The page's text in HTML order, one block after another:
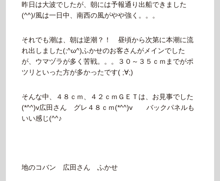
昨日は大波でしたが、朝には予報通り出船できました
(^^)/風は一日中、南西の風がやや強く。。。
それでも潮は、朝は逆潮？！ 昼頃から次第に本潮に流
れ出しました(;^ω^)ふかせのお客さんがメインでした
が、ウマヅラが多く苦戦。。。３０～３５ｃｍまでがポ
ツリといった方が多かったです( ;∀;)
そんな中、４８ｃｍ、４２ｃｍＧＥＴは、お見事でした
(*^^)v広田さん グレ４８ｃｍ(*^^)v バックパネルも
いい感じ(^^♪
地のコバン 広田さん ふかせ